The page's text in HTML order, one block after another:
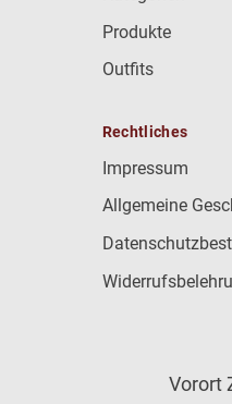
Produkte
Outfits
Rechtliches
Impressum
Allgemeine
Vorort